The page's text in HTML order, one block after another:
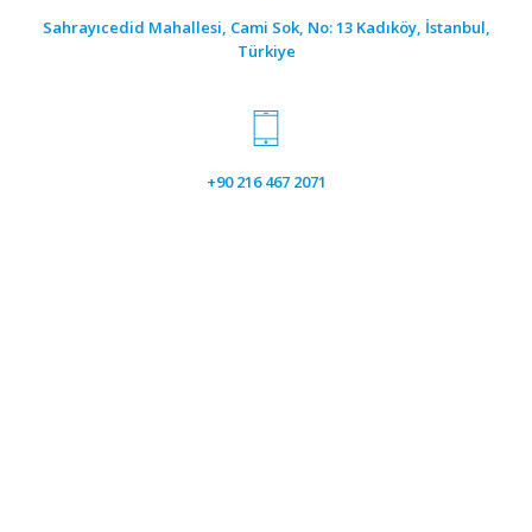
Sahrayıcedid Mahallesi, Cami Sok, No: 13 Kadıköy, İstanbul,
Türkiye
+90 216 467 2071